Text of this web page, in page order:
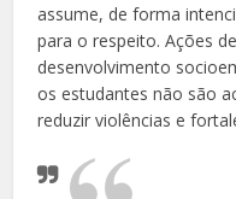
assume, de forma
para o respeito. Ações
desenvolvimento
os estudantes não são
reduzir violências e